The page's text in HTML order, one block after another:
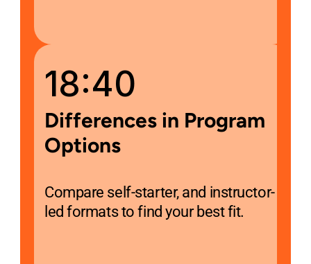
18:40
Differences in Program
Options
Compare self-starter, and instructor-
led formats to find your best fit.